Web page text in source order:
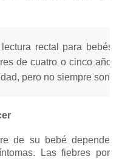
rectal para bebés
de cuatro o cinco años.
pero no siempre son
de su bebé depende
Las fiebres por